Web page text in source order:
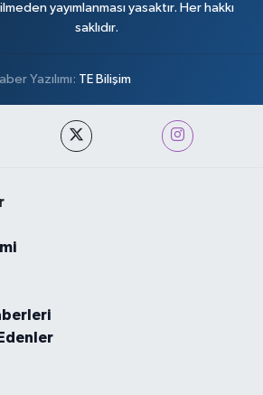
yayımlanması yasaktır. Her hakkı
saklıdır.
Yazılımı: TE Bilişim